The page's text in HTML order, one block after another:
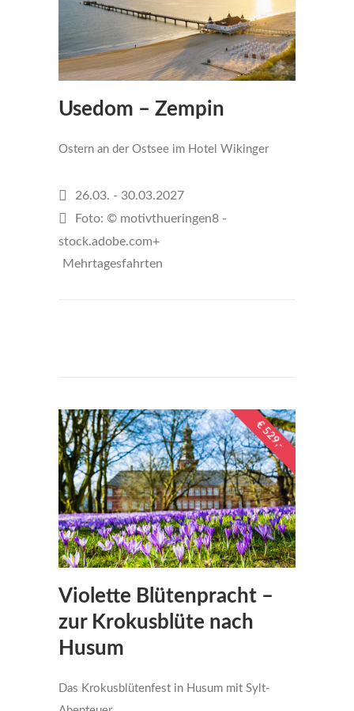
Usedom – Zempin
Ostern an der Ostsee im Hotel Wikinger
26.03. - 30.03.2027
Foto: © motivthueringen8 -
stock.adobe.com+
Mehrtagesfahrten
€ 529,-
Violette Blütenpracht –
zur Krokusblüte nach
Husum
Das Krokusblütenfest in Husum mit Sylt-